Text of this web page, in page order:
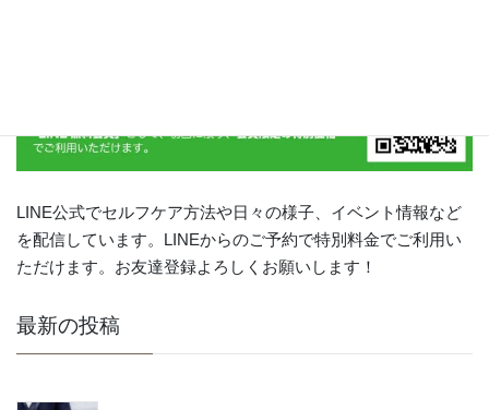
LINE公式でセルフケア方法や日々の様子、イベント情報など
を配信しています。LINEからのご予約で特別料金でご利用い
ただけます。お友達登録よろしくお願いします！
最新の投稿